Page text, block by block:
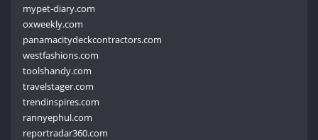
mypet-diary.com
oxweekly.com
panamacitydeckcontractors.com
westfashions.com
toolshandy.com
travelstager.com
trendinspires.com
rannyephul.com
reportradar360.com